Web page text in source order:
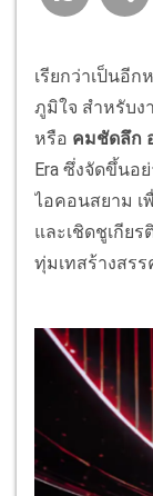
เรียกว่าเป็นอี
ภูมิใจ สำหรับง
หรือ คมชัดลึก
Era ซึ่งจัดขึ้นอ
ไอคอนสยาม เ
และเชิดชูเกีย
ทุ่มเทสร้างสร